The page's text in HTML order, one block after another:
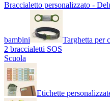
Braccialetto personalizzato -
bambini Targhetta per
2 braccialetti SOS
Scuola
Etichette